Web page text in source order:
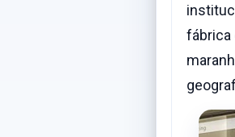
fábrica